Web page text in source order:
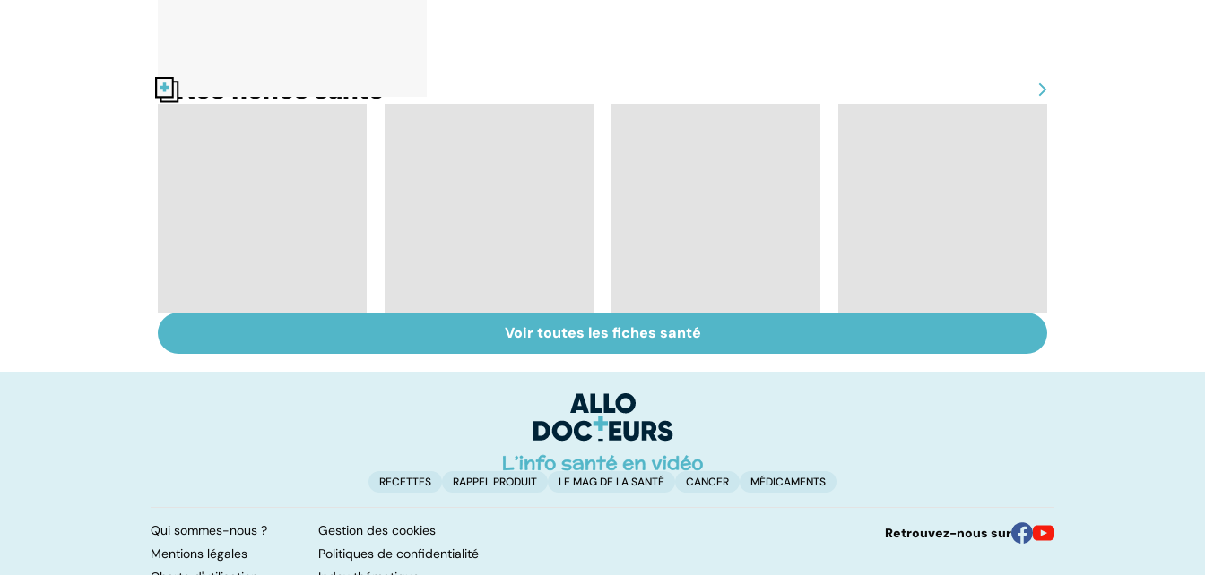
Nos fiches santé
d'or pour notre
Les aidants familiaux
aussi ont besoin
Danse, théâtre,
musique : les arts
dépistage,
Voir toutes les fiches santé
RECETTES RAPPEL PRODUIT LE MAG DE LA SANTÉ CANCER MÉDICAMENTS
Qui sommes-nous ?
Gestion des cookies
Mentions légales
Politiques de confidentialité
Retrouvez-nous sur